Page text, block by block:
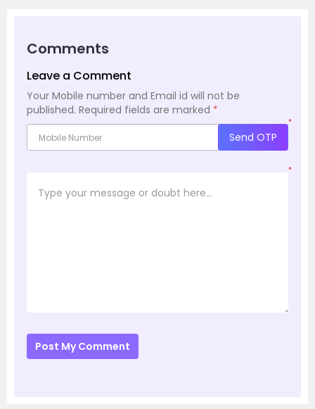
Comments
Leave a Comment
Your Mobile number and Email id will not be
published. Required fields are marked *
*
Send OTP
*
Post My Comment